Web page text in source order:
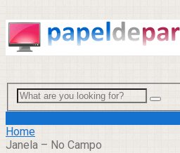
Home
Janela – No Campo